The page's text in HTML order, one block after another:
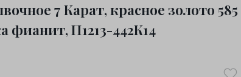
7 Карат, красное золото 585
фианит, П1213-442К14